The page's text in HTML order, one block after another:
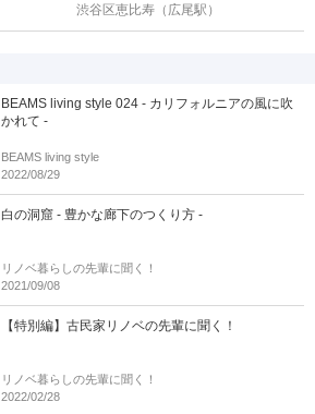
渋谷区恵比寿 （広尾駅）
BEAMS living style 024 - カリフォルニアの風に吹
かれて -
BEAMS living style
2022/08/29
白の洞窟 - 豊かな廊下のつくり方 -
リノベ暮らしの先輩に聞く！
2021/09/08
【特別編】古民家リノベの先輩に聞く！
リノベ暮らしの先輩に聞く！
2022/02/28